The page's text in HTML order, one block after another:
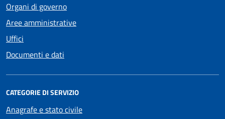
Organi di governo
Aree amministrative
Uffici
Documenti e dati
CATEGORIE DI SERVIZIO
Anagrafe e stato civile